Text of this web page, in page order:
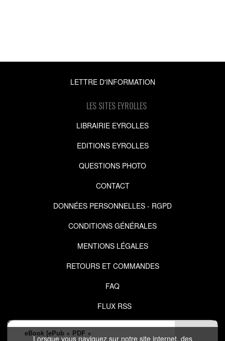
Lorsque vous naviguez sur notre site internet, des
eBook [ePub + PDF +
LETTRE D'INFORMATION
LES SITES EYROLLES
LIBRAIRIE EYROLLES
EDITIONS EYROLLES
QUESTIONS PHOTO
CONTACT
DONNÉES PERSONNELLES - RGPD
CONDITIONS GÉNÉRALES
MENTIONS LÉGALES
RETOURS ET COMMANDES
FAQ
FLUX RSS